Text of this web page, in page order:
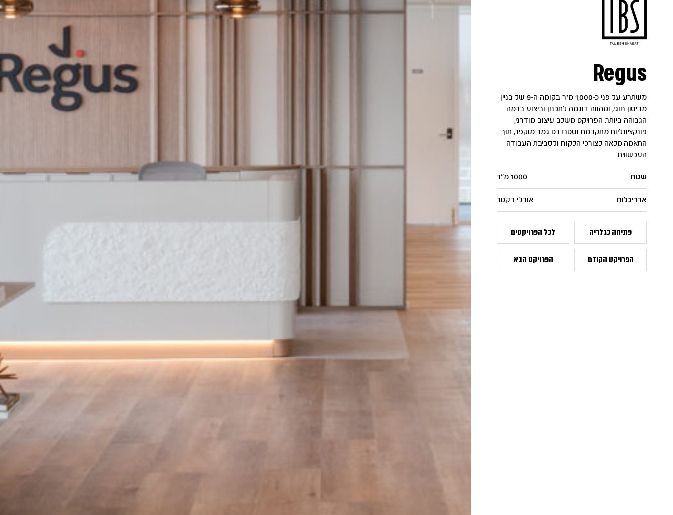
Regus
משתרע על פני כ-1,000 מ"ר בקומה ה-9 של בניין
מדיסון חוגי, ומהווה דוגמה לתכנון וביצוע ברמה
הגבוהה ביותר. הפרויקט משלב עיצוב מודרני,
פונקציונליות מתקדמת וסטנדרט גמר מוקפד, תוך
התאמה מלאה לצורכי הלקוח ולסביבת העבודה
העכשווית.
שטח
1000 מ"ר
אדריכלות אורלי דקטר
פתיחה כגלריה לכל הפרויקטים
הפרויקט הקודם הפרויקט הבא